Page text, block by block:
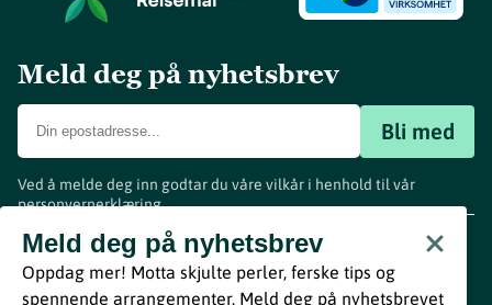
Meld deg på nyhetsbrev
Bli med
Ved å melde deg inn godtar du våre vilkår i henhold til vår
personvernerklæring.
Meld deg på nyhetsbrev
Oppdag mer! Motta skjulte perler, ferske tips og
spennende arrangementer. Meld deg på nyhetsbrevet
www.visitvestfold.com
Turistinformasjon
Vestfold Fylkeskommune